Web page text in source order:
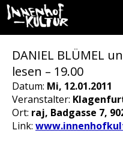
DANIEL BLÜMEL
lesen – 19.00
Datum: Mi, 12.01.2011
Veranstalter:
Ort: raj, Badgasse 7,
Link: